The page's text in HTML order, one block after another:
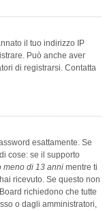
il tuo indirizzo IP
Può anche aver
di registrarsi. Contatta
esattamente. Se
cose: se il supporto
meno di 13 anni mentre ti
ricevuto. Se questo non
richiedono che tutte
o dagli amministratori,